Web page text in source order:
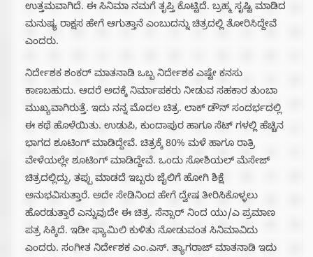
ಉತ್ತಮವಾಗಿದೆ. ಈ ಸಿನಿಮಾ ನಮಗೆ ತೃಪ್ತಿ ಕೊಟ್ಟಿದೆ. ಬ್ರಹ್ಮ ಸೃಷ್ಟಿ ಮಾಡಿದ
ಮನುಷ್ಯ ರಾಕ್ಷಸ ಹೇಗೆ ಆಗುತ್ತಾನೆ ಎಂಬುದನ್ನು ಚಿತ್ರದಲ್ಲಿ ತೋರಿಸಿದ್ದೇವೆ
ಎಂದರು.
ನಿರ್ದೇಶಕ ಶಂಕರ್ ಮಾತನಾಡಿ ಒಬ್ಬ ನಿರ್ದೇಶಕ ಎಷ್ಟೇ ಕನಸು
ಕಾಣಬಹುದು. ಆದರೆ ಅದಕ್ಕೆ ನಿರ್ಮಾಪಕರು ನೀಡುವ ಸಹಕಾರ ತುಂಬಾ
ಮುಖ್ಯವಾಗಿರುತ್ತೆ. ಇದು ನನ್ನ ಮೊದಲ‌ ಚಿತ್ರ. ಲಾಕ್ ಡೌನ್ ಸಂದರ್ಭದಲ್ಲಿ
ಈ ಕಥೆ ಹೊಳೆಯಿತು. ಉಡುಪಿ, ಕುಂದಾಪುರ ಹಾಗೂ ಸೆಟ್ ಗಳಲ್ಲಿ ಹೆಚ್ಚಿನ
ಭಾಗದ ಶೂಟಿಂಗ್ ಮಾಡಿದ್ದೇವೆ. ಚಿತ್ರಕ್ಕೆ 80% ಮಳೆ ಹಾಗೂ ರಾತ್ರಿ
ವೇಳೆಯಲ್ಲೇ ಶೂಟಿಂಗ್ ಮಾಡಿದ್ದೇವೆ. ಒಂದು ಸೋಶಿಯಲ್ ಮೆಸೇಜ್
ಚಿತ್ರದಲ್ಲಿದ್ದು, ತಪ್ಪು ಮಾಡದೆ ಇಬ್ಬರು ಜೈಲಿಗೆ ಹೋಗಿ ಶಿಕ್ಷೆ
ಅನುಭವಿಸುತ್ತಾರೆ. ಅದೇ ಸೇಡಿನಿಂದ ಹೇಗೆ ದ್ವೇಷ ತೀರಿಸಿಕೊಳ್ಳಲು
ಹೊರಡುತ್ತಾರೆ ಎನ್ನುವುದೇ ಈ ಚಿತ್ರ. ಸೆನ್ಸಾರ್ ನಿಂದ ಯು/ಎ ಪ್ರಮಾಣ
ಪತ್ರ ಸಿಕ್ಕಿದೆ. ಇಡೀ ಫ್ಯಾಮಿಲಿ ಕುಳಿತು ನೋಡುವಂತ ಸಿನಿಮಾವಿದು
ಎಂದರು. ಸಂಗೀತ ನಿರ್ದೇಶಕ ಎಂ.ಎಸ್. ತ್ಯಾಗರಾಜ್ ಮಾತನಾಡಿ ಇದು